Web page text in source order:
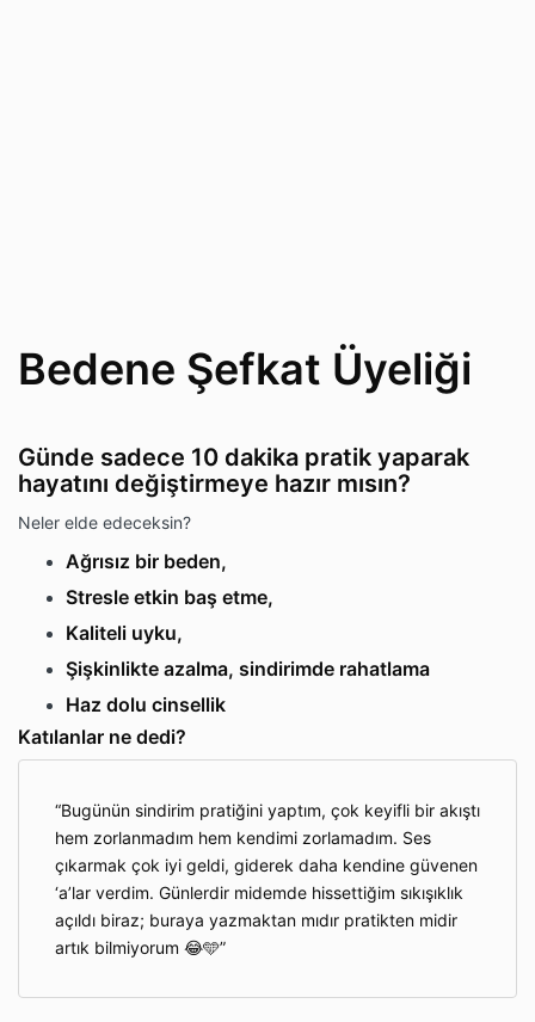
Bedene Şefkat Üyeliği
Günde sadece 10 dakika pratik yaparak
hayatını değiştirmeye hazır mısın?
Neler elde edeceksin?
Ağrısız bir beden,
Stresle etkin baş etme,
Kaliteli uyku,
Şişkinlikte azalma, sindirimde rahatlama
Haz dolu cinsellik
Katılanlar ne dedi?
Bugünün sindirim pratiğini yaptım, çok keyifli bir akıştı
hem zorlanmadım hem kendimi zorlamadım. Ses
çıkarmak çok iyi geldi, giderek daha kendine güvenen
‘a’lar verdim. Günlerdir midemde hissettiğim sıkışıklık
açıldı biraz; buraya yazmaktan mıdır pratikten midir
artık bilmiyorum 😂🩵